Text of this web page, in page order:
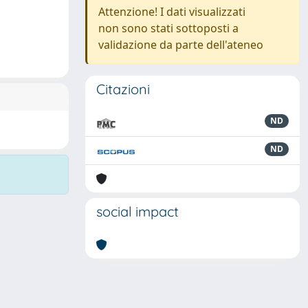
Attenzione! I dati visualizzati
non sono stati sottoposti a
validazione da parte dell'ateneo
Citazioni
ND
ND
social impact